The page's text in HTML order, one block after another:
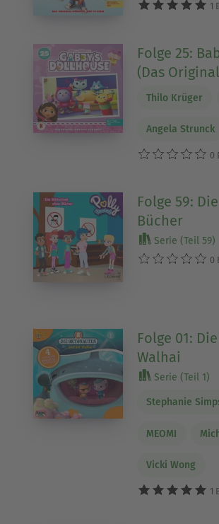
1
Folge 25:
(Das
Thilo Krüger
Angela Strunck
0
Folge 59:
Bücher
Serie (Teil 59)
0
Folge 01:
Walhai
Serie (Teil 1)
Stephanie
MEOMI
Vicki Wong
1